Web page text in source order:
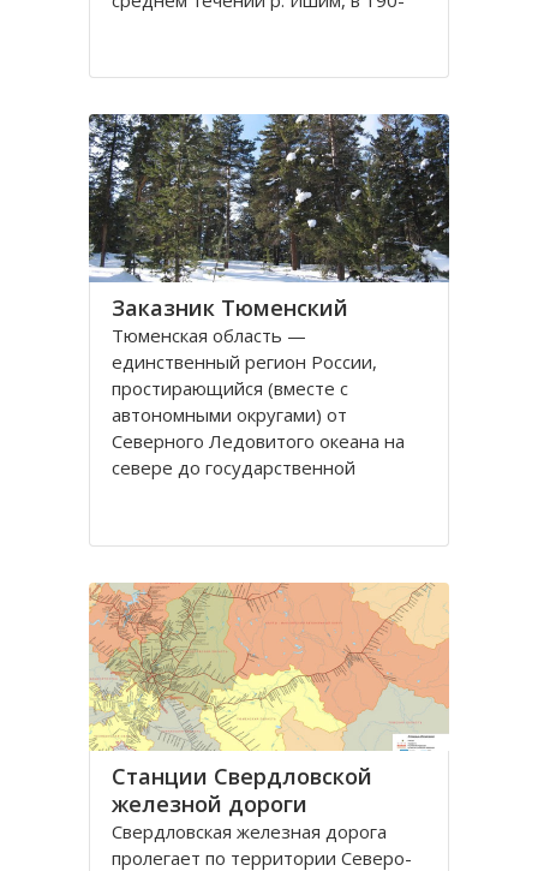
международного ранга в России 35.
возможность в полной
Заказник Тюменский
Тюменская область —
единственный регион России,
простирающийся (вместе с
автономными округами) от
Северного Ледовитого океана на
севере до государственной
регион. Здесь ведется добыча
производства стройматериалов
Станции Свердловской
железной дороги
Свердловскaя железнaя дорогa
пролегaет по территории Северо-